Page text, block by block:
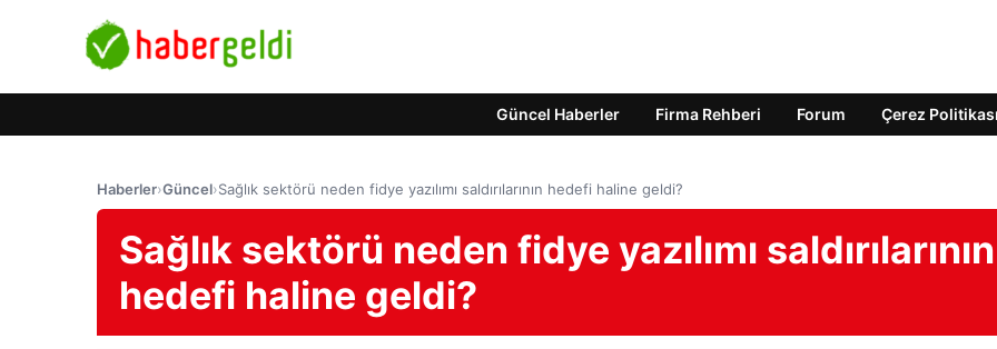
Güncel Haberler Firma Rehberi Forum Çerez Politikası
Haberler›Güncel›Sağlık sektörü neden fidye yazılımı saldırılarının hedefi haline geldi?
Sağlık sektörü neden fidye yazılımı saldırılarının
hedefi haline geldi?